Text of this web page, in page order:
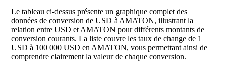
Le tableau ci-dessus présente un graphique complet des
données de conversion de USD à AMATON, illustrant la
relation entre USD et AMATON pour différents montants de
conversion courants. La liste couvre les taux de change de 1
USD à 100 000 USD en AMATON, vous permettant ainsi de
comprendre clairement la valeur de chaque conversion.